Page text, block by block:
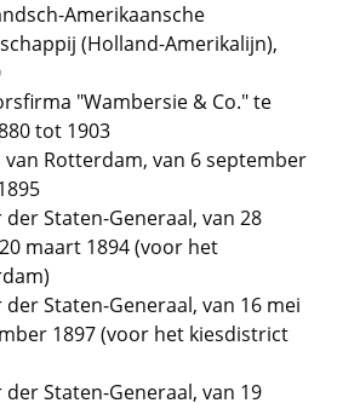
Amerikaansche
(Holland-Amerikalijn),
"Wambersie & Co." te
tot 1903
Rotterdam, van 6 september
der Staten-Generaal, van 28
maart 1894 (voor het
der Staten-Generaal, van 16 mei
1897 (voor het kiesdistrict
der Staten-Generaal, van 19